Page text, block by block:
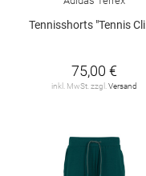
Tennisshorts "Tennis Climacool"
75,00 €
inkl. MwSt. zzgl. Versand